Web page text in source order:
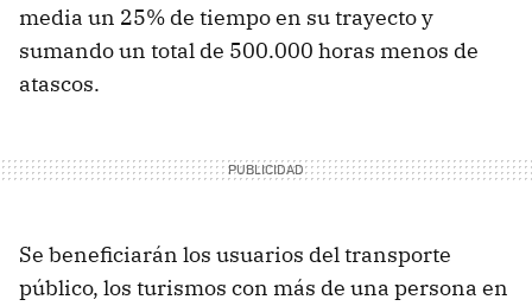
media un 25% de tiempo en su trayecto y
sumando un total de 500.000 horas menos de
atascos.
Se beneficiarán los usuarios del transporte
público, los turismos con más de una persona en